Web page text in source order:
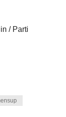
/ Parti